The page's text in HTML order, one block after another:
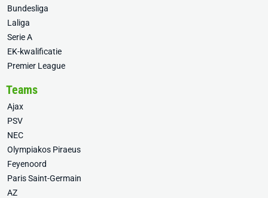
Bundesliga
Laliga
Serie A
EK-kwalificatie
Premier League
Teams
Ajax
PSV
NEC
Olympiakos Piraeus
Feyenoord
Paris Saint-Germain
AZ